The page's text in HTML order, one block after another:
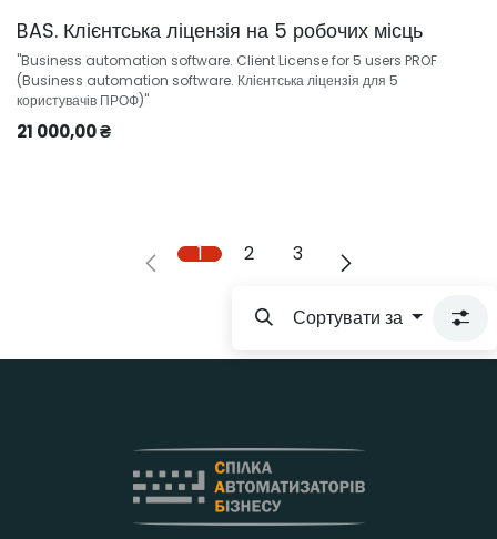
BAS. Клієнтська ліцензія на 5 робочих місць
"Business automation software. Client License for 5 users PROF
(Business automation software. Клієнтська ліцензія для 5
користувачів ПРОФ)"
21 000,00₴
1 2 3
Сортувати за